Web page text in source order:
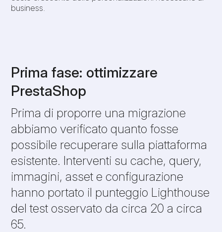
business.
Prima fase: ottimizzare
PrestaShop
Prima di proporre una migrazione
abbiamo verificato quanto fosse
possibile recuperare sulla piattaforma
esistente. Interventi su cache, query,
immagini, asset e configurazione
hanno portato il punteggio Lighthouse
del test osservato da circa 20 a circa
65.